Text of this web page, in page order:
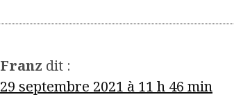
Franz dit :
29 septembre 2021 à 11 h 46 min